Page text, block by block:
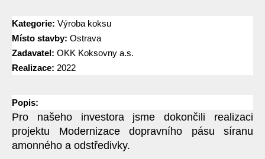
Kategorie: Výroba koksu
Místo stavby: Ostrava
Zadavatel: OKK Koksovny a.s.
Realizace: 2022
Popis:
Pro našeho investora jsme dokončili realizaci
projektu Modernizace dopravního pásu síranu
amonného a odstředivky.